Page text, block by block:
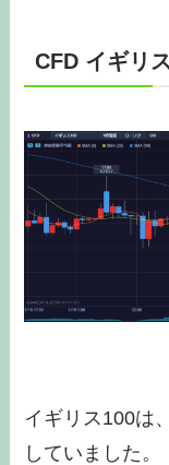
CFD イギリ
イギリス100は
していました。